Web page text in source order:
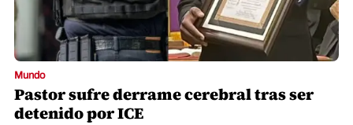
Mundo
Pastor sufre derrame cerebral tras ser
detenido por ICE